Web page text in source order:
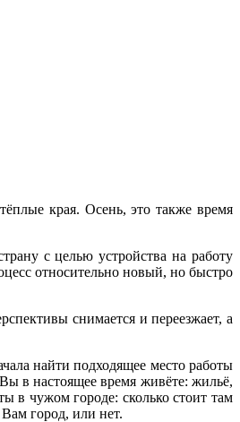
края. Осень, это также время
с целью устройства на работу
относительно новый, но быстро
снимается и переезжает, а
найти подходящее место работы
в настоящее время живёте: жильё,
в чужом городе: сколько стоит там
город, или нет.